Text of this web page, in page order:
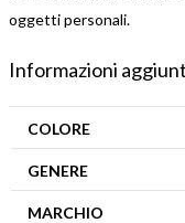
oggetti personali.
Informazioni
COLORE
GENERE
MARCHIO